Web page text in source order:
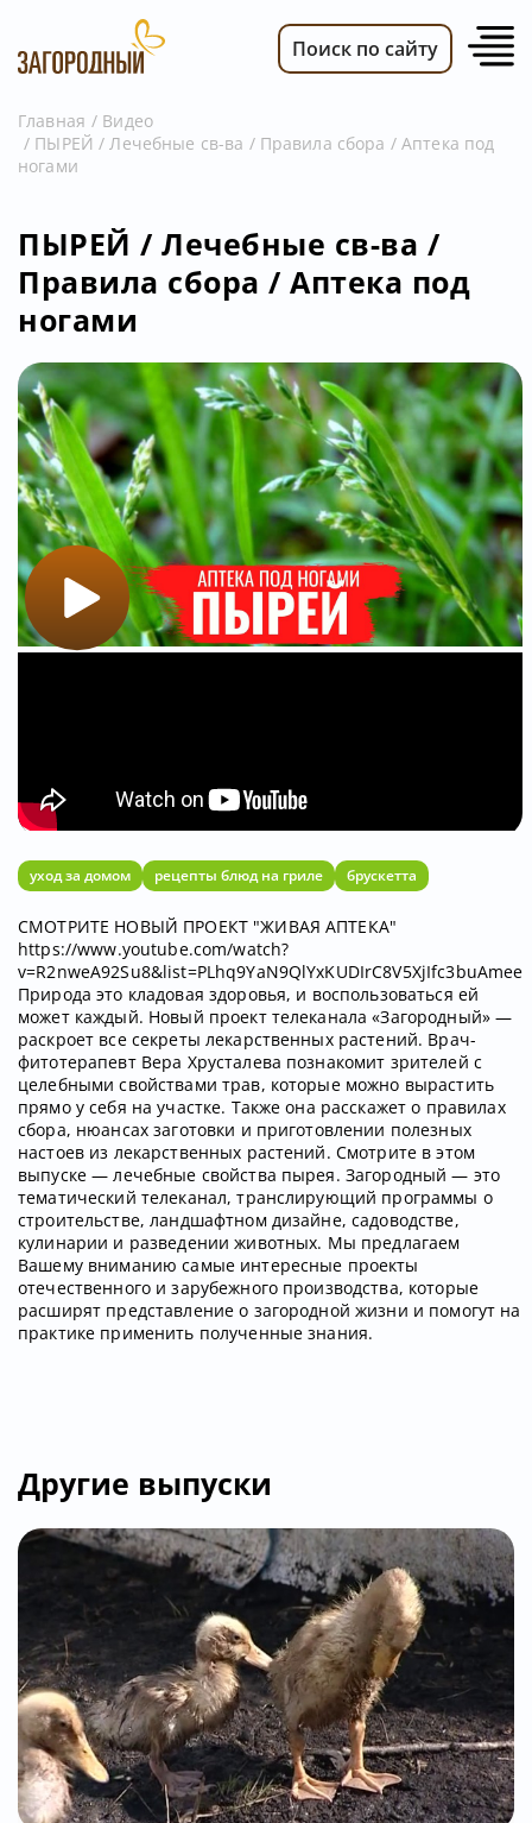
ВИДЕО
ПЕРЕДАЧИ
ТЕЛЕПРОГРАММА
Поиск по сайту
Главная
Видео
ПЫРЕЙ / Лечебные св-ва / Правила сбора / Аптека под
ногами
ПЫРЕЙ / Лечебные св-ва /
Правила сбора / Аптека под
ногами
уход за домом рецепты блюд на гриле брускетта
СМОТРИТЕ НОВЫЙ ПРОЕКТ "ЖИВАЯ АПТЕКА"
https://www.youtube.com/watch?
v=R2nweA92Su8&list=PLhq9YaN9QlYxKUDIrC8V5XjIfc3buAmee
Природа это кладовая здоровья, и воспользоваться ей
может каждый. Новый проект телеканала «Загородный» —
раскроет все секреты лекарственных растений. Врач-
фитотерапевт Вера Хрусталева познакомит зрителей с
целебными свойствами трав, которые можно вырастить
прямо у себя на участке. Также она расскажет о правилах
сбора, нюансах заготовки и приготовлении полезных
настоев из лекарственных растений. Смотрите в этом
выпуске — лечебные свойства пырея. Загородный — это
тематический телеканал, транслирующий программы о
строительстве, ландшафтном дизайне, садоводстве,
кулинарии и разведении животных. Мы предлагаем
Вашему вниманию самые интересные проекты
отечественного и зарубежного производства, которые
расширят представление о загородной жизни и помогут на
практике применить полученные знания.
Другие выпуски